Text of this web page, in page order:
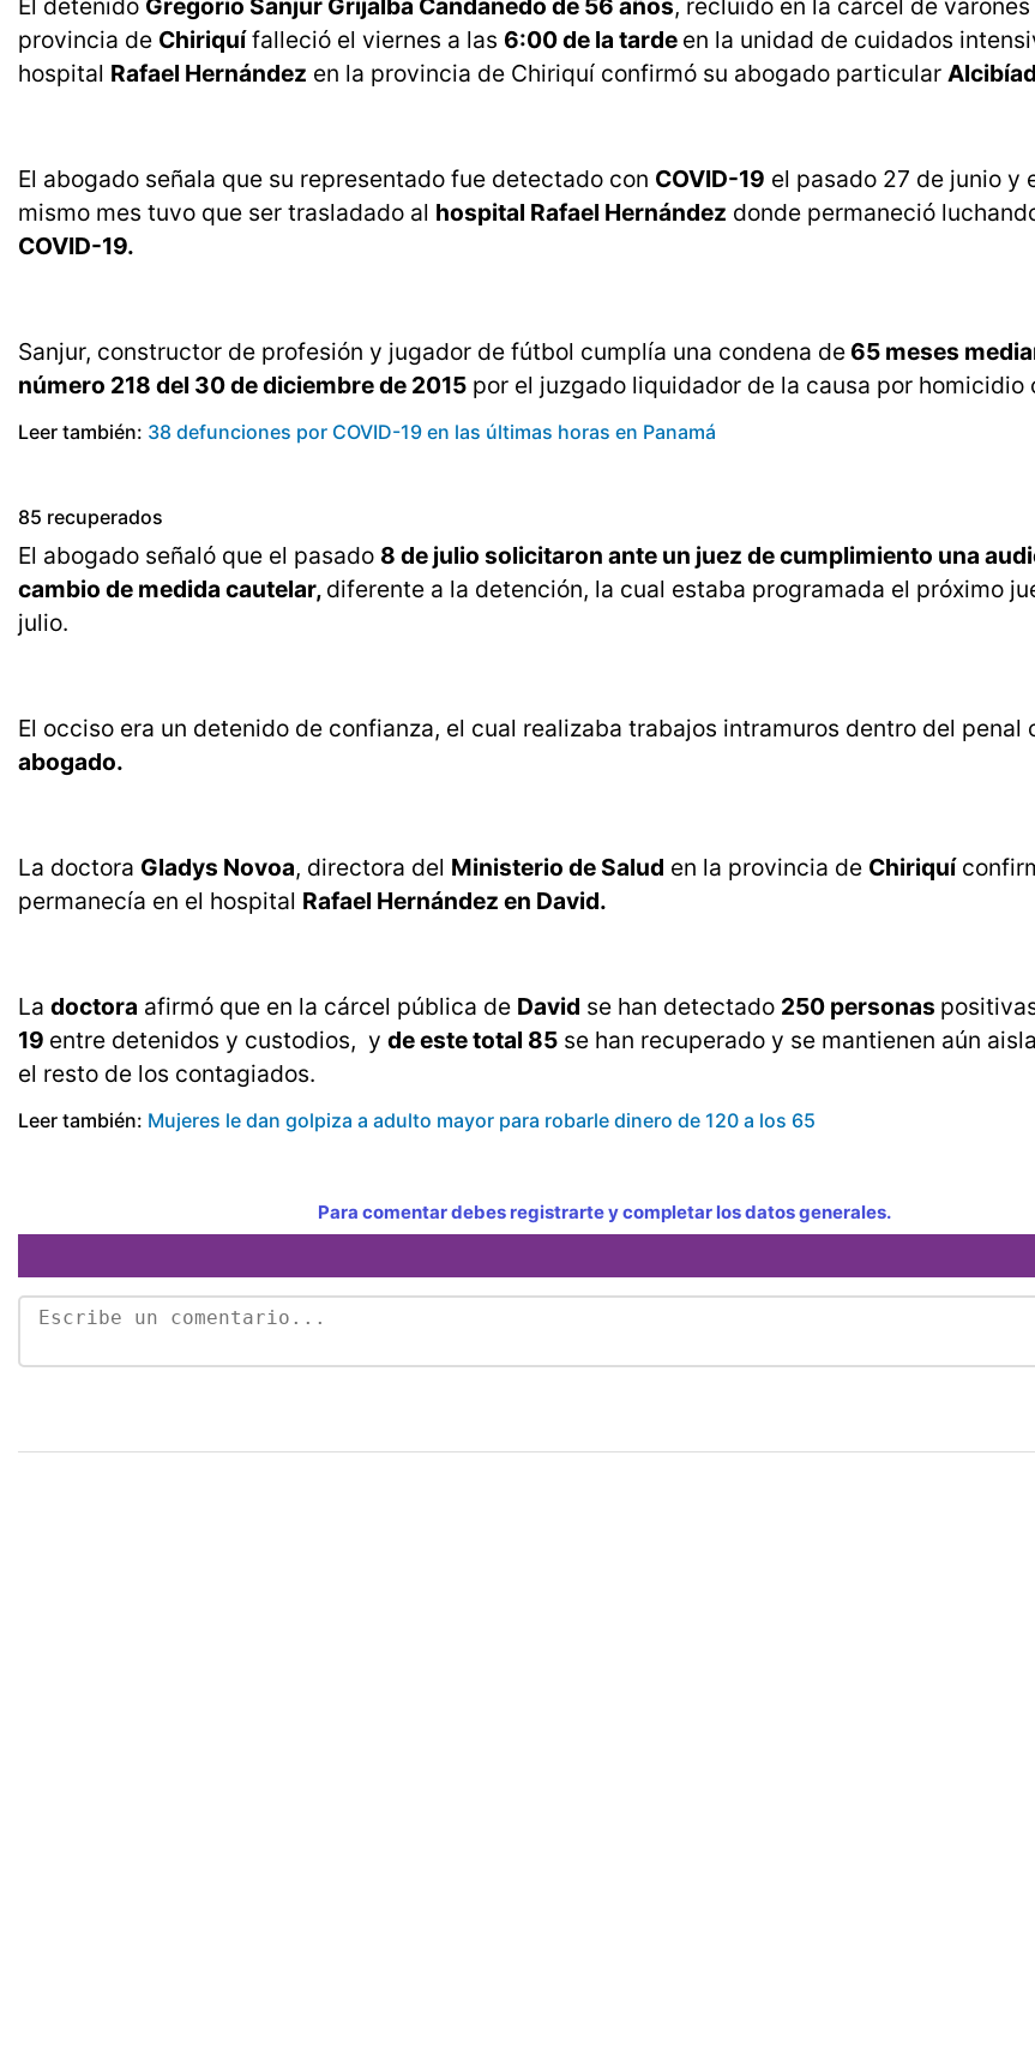
El detenido Gregorio Sanjur Grijalba Candanedo de 56 años, recluido en la cárcel de varones
provincia de Chiriquífalleció el viernes a las 6:00 de la tarde en la unidad de cuidados
hospital Rafael Hernández en la provincia de Chiriquí confirmó su abogado particular
El abogado señala que su representado fue detectado con COVID-19 el pasado 27 de junio y
mismo mes tuvo que ser trasladado al hospital Rafael Hernández donde permaneció
COVID-19.
Sanjur, constructor de profesión y jugador de fútbol cumplía una condena de 65 meses
número 218 del 30 de diciembre de 2015 por el juzgado liquidador de la causa por homicidio
Leer también: 38 defunciones por COVID-19 en las últimas horas en Panamá
85 recuperados
El abogado señaló que el pasado 8 de julio solicitaron ante un juez de cumplimiento una
cambio de medida cautelar, diferente a la detención, la cual estaba programada el próximo
julio.
El occiso era un detenido de confianza, el cual realizaba trabajos intramuros dentro del penal
abogado.
La doctora Gladys Novoa, directora del Ministerio de Salud en la provincia de Chiriquí
permanecía en el hospital Rafael Hernández en David.
La doctora afirmó que en la cárcel pública de David se han detectado 250 personas
19 entre detenidos y custodios, y de este total 85 se han recuperado y se mantienen aún
el resto de los contagiados.
Leer también: Mujeres le dan golpiza a adulto mayor para robarle dinero de 120 a los 65
Para comentar debes registrarte y completar los datos generales.